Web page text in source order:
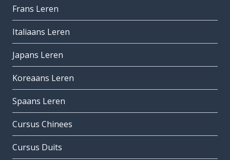
Frans Leren
Italiaans Leren
Japans Leren
Koreaans Leren
Spaans Leren
Cursus Chinees
Cursus Duits